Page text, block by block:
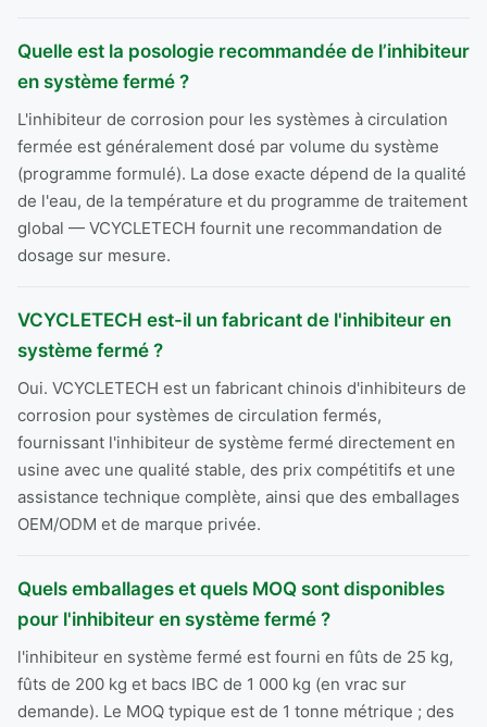
Quelle est la posologie recommandée de l’inhibiteur
en système fermé ?
L'inhibiteur de corrosion pour les systèmes à circulation
fermée est généralement dosé par volume du système
(programme formulé). La dose exacte dépend de la qualité
de l'eau, de la température et du programme de traitement
global — VCYCLETECH fournit une recommandation de
dosage sur mesure.
VCYCLETECH est-il un fabricant de l'inhibiteur en
système fermé ?
Oui. VCYCLETECH est un fabricant chinois d'inhibiteurs de
corrosion pour systèmes de circulation fermés,
fournissant l'inhibiteur de système fermé directement en
usine avec une qualité stable, des prix compétitifs et une
assistance technique complète, ainsi que des emballages
OEM/ODM et de marque privée.
Quels emballages et quels MOQ sont disponibles
pour l'inhibiteur en système fermé ?
l'inhibiteur en système fermé est fourni en fûts de 25 kg,
fûts de 200 kg et bacs IBC de 1 000 kg (en vrac sur
demande). Le MOQ typique est de 1 tonne métrique ; des